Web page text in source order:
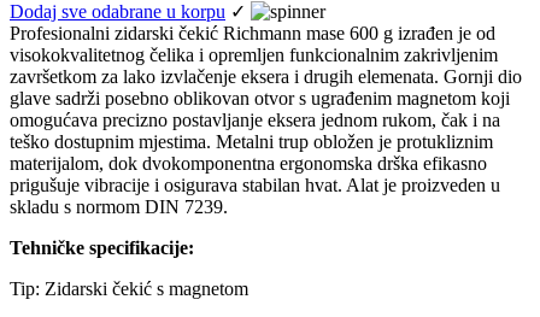
Dodaj sve odabrane u korpu ✓
Profesionalni zidarski čekić Richmann mase 600 g izrađen je od
visokokvalitetnog čelika i opremljen funkcionalnim zakrivljenim
završetkom za lako izvlačenje eksera i drugih elemenata. Gornji dio
glave sadrži posebno oblikovan otvor s ugrađenim magnetom koji
omogućava precizno postavljanje eksera jednom rukom, čak i na
teško dostupnim mjestima. Metalni trup obložen je protukliznim
materijalom, dok dvokomponentna ergonomska drška efikasno
prigušuje vibracije i osigurava stabilan hvat. Alat je proizveden u
skladu s normom DIN 7239.
Tehničke specifikacije:
Tip: Zidarski čekić s magnetom